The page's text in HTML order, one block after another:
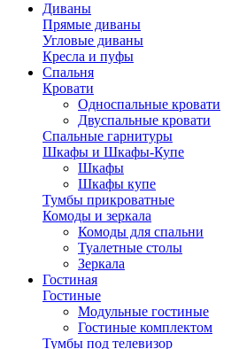
Диваны
Прямые диваны
Угловые диваны
Кресла и пуфы
Спальня
Кровати
Односпальные кровати
Двуспальные кровати
Спальные гарнитуры
Шкафы и Шкафы-Купе
Шкафы
Шкафы купе
Тумбы прикроватные
Комоды и зеркала
Комоды для спальни
Туалетные столы
Зеркала
Гостиная
Гостиные
Модульные гостиные
Гостиные комплектом
Тумбы под телевизор